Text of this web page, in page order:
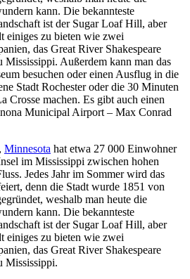
kann. Die bekannteste
ist der Sugar Loaf Hill, aber
einiges zu bieten wie zwei
das Great River Shakespeare
Mississippi. Außerdem kann man das
besuchen oder einen Ausflug in die
Stadt Rochester oder die 30 Minuten
Crosse machen. Es gibt auch einen
Municipal Airport – Max Conrad
Minnesota hat etwa 27 000 Einwohner
im Mississippi zwischen hohen
Jedes Jahr im Sommer wird das
denn die Stadt wurde 1851 von
weshalb man heute die
kann. Die bekannteste
ist der Sugar Loaf Hill, aber
einiges zu bieten wie zwei
das Great River Shakespeare
Mississippi.